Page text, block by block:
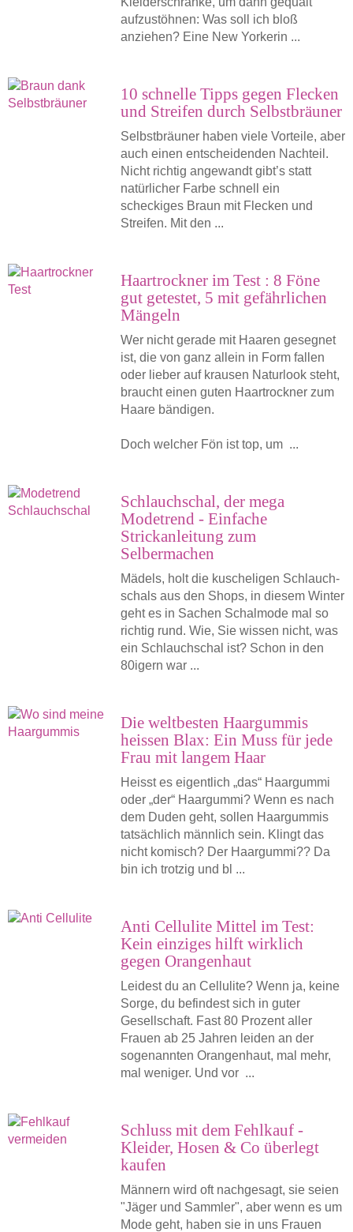
aufzustöhnen: Was soll ich bloß
anziehen? Eine New Yorkerin ...
10 schnelle Tipps gegen Flecken
und Streifen durch Selbstbräuner
Selbstbräuner haben viele Vorteile, aber
auch einen entscheidenden Nachteil.
Nicht richtig angewandt gibt’s statt
natürlicher Farbe schnell ein
scheckiges Braun mit Flecken und
Streifen. Mit den ...
Haartrockner im Test : 8 Föne
gut getestet, 5 mit gefährlichen
Mängeln
Wer nicht gerade mit Haaren gesegnet
ist, die von ganz allein in Form fallen
oder lieber auf krausen Naturlook steht,
braucht einen guten Haartrockner zum
Haare bändigen.
Doch welcher Fön ist top, um ...
Schlauchschal, der mega
Modetrend - Einfache
Strickanleitung zum
Selbermachen
Mädels, holt die kuscheligen Schlauch­
schals aus den Shops, in diesem Winter
geht es in Sachen Schalmode mal so
richtig rund. Wie, Sie wissen nicht, was
ein Schlauchschal ist? Schon in den
80igern war ...
Die weltbesten Haargummis
heissen Blax: Ein Muss für jede
Frau mit langem Haar
Heisst es eigentlich „das“ Haargummi
oder „der“ Haargummi? Wenn es nach
dem Duden geht, sollen Haargummis
tatsächlich männlich sein. Klingt das
nicht komisch? Der Haargummi?? Da
bin ich trotzig und bl ...
Anti Cellulite Mittel im Test:
Kein einziges hilft wirklich
gegen Orangenhaut
Leidest du an Cellulite? Wenn ja, keine
Sorge, du befindest sich in guter
Gesellschaft. Fast 80 Prozent aller
Frauen ab 25 Jahren leiden an der
sogenannten Orangenhaut, mal mehr,
mal weniger. Und vor ...
Schluss mit dem Fehlkauf -
Kleider, Hosen & Co überlegt
kaufen
Männern wird oft nachgesagt, sie seien
"Jäger und Sammler", aber wenn es um
Mode geht, haben sie in uns Frauen